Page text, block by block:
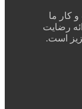
کار ما
رضایت
است.